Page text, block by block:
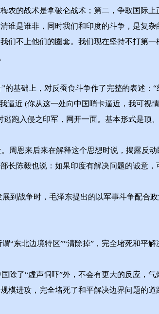
农的战术是拿破仑战术；第二，争取国际
谁是谁非，同时我们和印度的斗争，是复
们不上他们的圈套。我们现在坚持不打第
础上，对反蚕食斗争作了完整的表述：“
逼近 (你从这一处向中国哨卡逼近，我可
跑入侵之印军，网开一面。基本形式是顶、
恩来后来在解释这个思想时说，揭露反动
长陈毅也说：如果印度有解决问题的诚意
战争时，毛泽东提出的以军事斗争配合
北边境特区”“清除掉”，完全堵死和平解
了“虚声恫吓”外，不会有更大的反应，气
模进攻，完全堵死了和平解决边界问题的道